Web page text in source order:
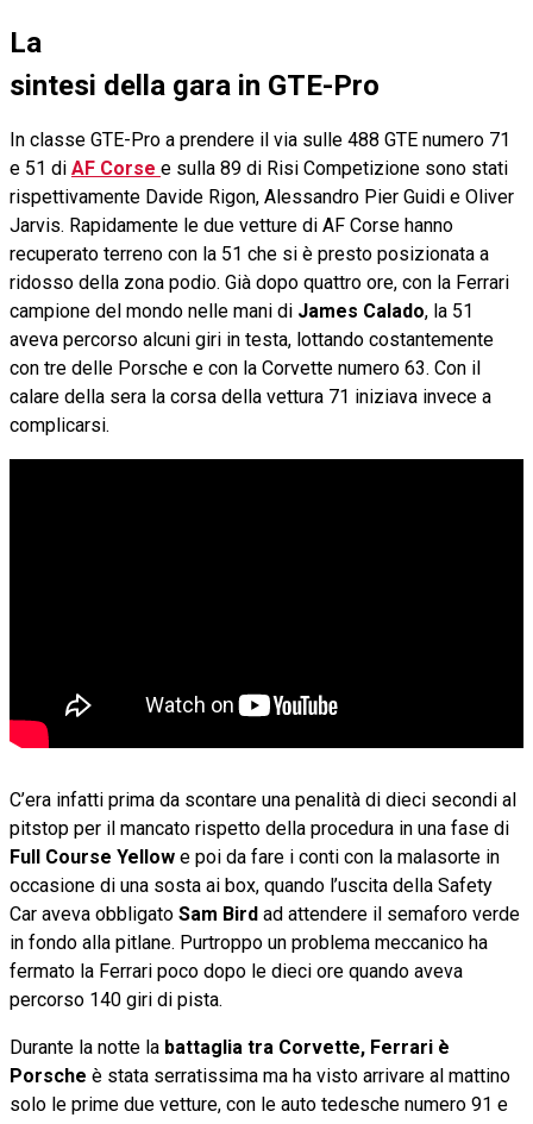
La
sintesi della gara in GTE-Pro
In classe GTE-Pro a prendere il via sulle 488 GTE numero 71
e 51 di AF Corse e sulla 89 di Risi Competizione sono stati
rispettivamente Davide Rigon, Alessandro Pier Guidi e Oliver
Jarvis. Rapidamente le due vetture di AF Corse hanno
recuperato terreno con la 51 che si è presto posizionata a
ridosso della zona podio. Già dopo quattro ore, con la Ferrari
campione del mondo nelle mani di James Calado, la 51
aveva percorso alcuni giri in testa, lottando costantemente
con tre delle Porsche e con la Corvette numero 63. Con il
calare della sera la corsa della vettura 71 iniziava invece a
complicarsi.
C’era infatti prima da scontare una penalità di dieci secondi al
pitstop per il mancato rispetto della procedura in una fase di
Full Course Yellow e poi da fare i conti con la malasorte in
occasione di una sosta ai box, quando l’uscita della Safety
Car aveva obbligato Sam Bird ad attendere il semaforo verde
in fondo alla pitlane. Purtroppo un problema meccanico ha
fermato la Ferrari poco dopo le dieci ore quando aveva
percorso 140 giri di pista.
Durante la notte la battaglia tra Corvette, Ferrari è
Porsche è stata serratissima ma ha visto arrivare al mattino
solo le prime due vetture, con le auto tedesche numero 91 e